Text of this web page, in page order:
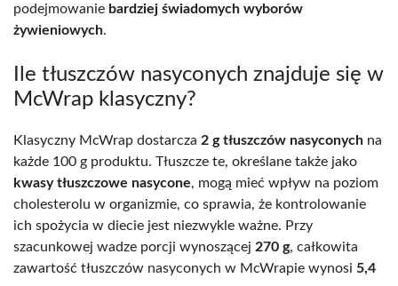
podejmowanie bardziej świadomych wyborów
żywieniowych.
Ile tłuszczów nasyconych znajduje się w
McWrap klasyczny?
Klasyczny McWrap dostarcza 2 g tłuszczów nasyconych na
każde 100 g produktu. Tłuszcze te, określane także jako
kwasy tłuszczowe nasycone, mogą mieć wpływ na poziom
cholesterolu w organizmie, co sprawia, że kontrolowanie
ich spożycia w diecie jest niezwykle ważne. Przy
szacunkowej wadze porcji wynoszącej 270 g, całkowita
zawartość tłuszczów nasyconych w McWrapie wynosi 5,4